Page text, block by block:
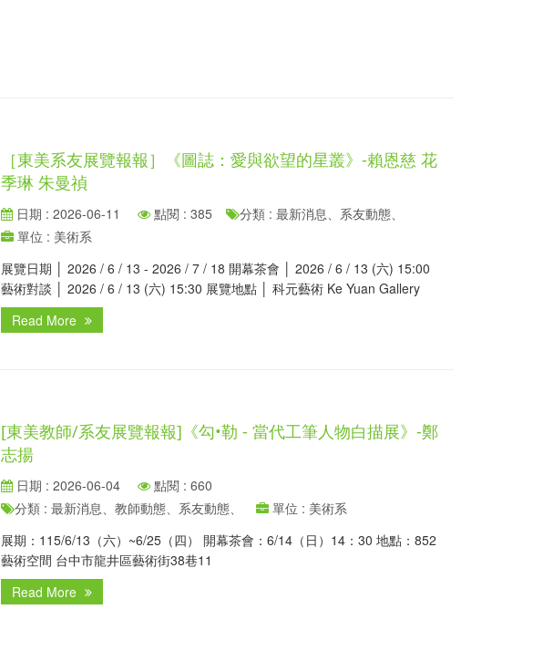
［東美系友展覽報報］《圖誌：愛與欲望的星叢》-賴恩慈 花
季琳 朱曼禎
日期 : 2026-06-11 點閱 : 385
分類 : 最新消息、系友動態、
單位 : 美術系
展覽日期 │ 2026 / 6 / 13 - 2026 / 7 / 18 開幕茶會 │ 2026 / 6 / 13 (六) 15:00
藝術對談 │ 2026 / 6 / 13 (六) 15:30 展覽地點 │ 科元藝術 Ke Yuan Gallery
Read More
[東美教師/系友展覽報報]《勾•勒 - 當代工筆人物白描展》-鄭
志揚
日期 : 2026-06-04
點閱 : 660
分類 : 最新消息、教師動態、系友動態、
單位 : 美術系
展期：115/6/13（六）~6/25（四） 開幕茶會：6/14（日）14：30 地點：852
藝術空間 台中市龍井區藝術街38巷11
Read More